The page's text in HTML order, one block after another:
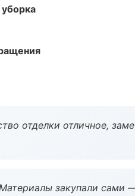
отделки отличное,
закупали сами